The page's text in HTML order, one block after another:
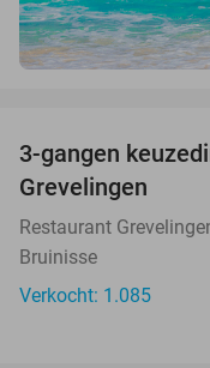
3-gangen
Grevelingen
Restaurant
Bruinisse
Verkocht: 1.085